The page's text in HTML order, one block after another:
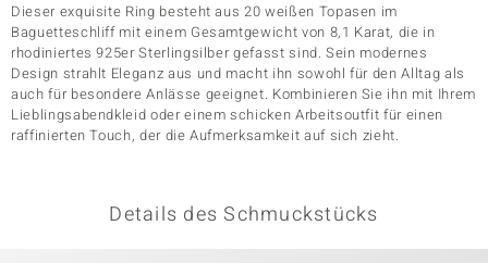
Classics
Dieser exquisite Ring besteht aus 20 weißen Topasen im
Baguetteschliff mit einem Gesamtgewicht von 8,1 Karat, die in
rhodiniertes 925er Sterlingsilber gefasst sind. Sein modernes
Design strahlt Eleganz aus und macht ihn sowohl für den Alltag als
auch für besondere Anlässe geeignet. Kombinieren Sie ihn mit Ihrem
Lieblingsabendkleid oder einem schicken Arbeitsoutfit für einen
raffinierten Touch, der die Aufmerksamkeit auf sich zieht.
Details des Schmuckstücks